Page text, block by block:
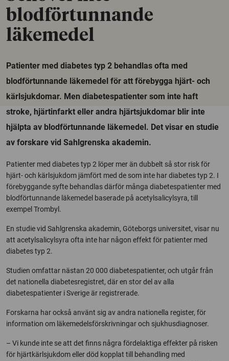
blodförtunnande
läkemedel
Patienter med diabetes typ 2 behandlas ofta med
blodförtunnande läkemedel för att förebygga hjärt- och
kärlsjukdomar. Men diabetespatienter som inte haft
stroke, hjärtinfarkt eller andra hjärtsjukdomar blir inte
hjälpta av blodförtunnande läkemedel. Det visar en studie
av forskare vid Sahlgrenska akademin.
Patienter med diabetes typ 2 löper mer än dubbelt så stor risk för
hjärt- och kärlsjukdom jämfört med de som inte har diabetes typ 2. I
förebyggande syfte behandlas därför många diabetespatienter med
blodförtunnande läkemedel baserade på acetylsalicylsyra, till
exempel Trombyl.
En studie vid Sahlgrenska akademin, Göteborgs universitet, visar nu
att acetylsalicylsyra ofta inte har någon effekt för patienter med
diabetes typ 2.
Studien omfattar nästan 20 000 diabetespatienter, och utgår från
det nationella diabetesregistret, där en stor del av alla
diabetespatienter i Sverige är registrerade.
Forskarna har också använt sig av andra nationella register, för
information om läkemedelsförskrivningar och sjukhusdiagnoser.
– Vi kunde inte se att det finns några fördelaktiga effekter på risken
för hjärtkärlsjukdom eller död kopplat till behandling med